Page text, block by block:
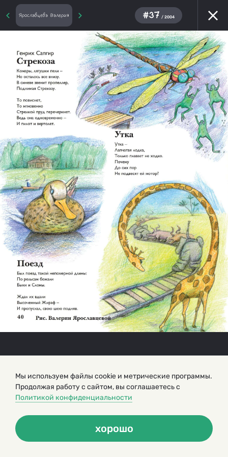
Ярославцева Валерия #37 / 2004
Мы используем файлы cookie и метрические программы.
Продолжая работу с сайтом, вы соглашаетесь с
Политикой конфиденциальности
хорошо